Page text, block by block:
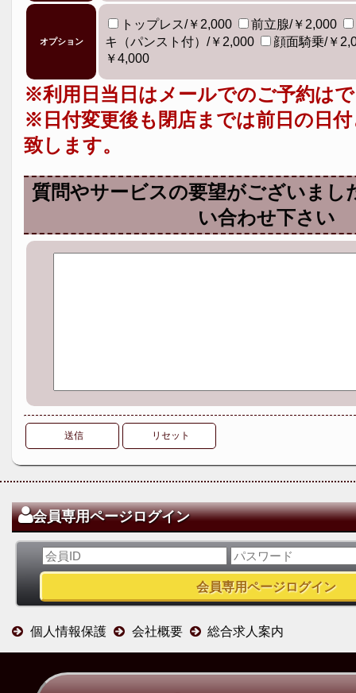
オプション
トップレス/￥2,000
前立腺/￥2,000
キ（パンスト付）/￥2,000
顔面騎乗/￥
￥4,000
※利用日当日はメールでのご予約は
※日付変更後も閉店までは前日の日
致します。
質問やサービスの要望がございまし
い合わせ下さい
送信 リセット
会員専用ページログイン
個人情報保護 会社概要 総合求人案内